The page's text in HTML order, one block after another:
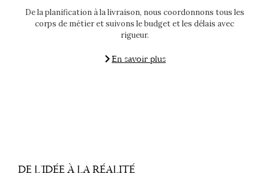
De la planification à la livraison, nous coordonnons tous les
corps de métier et suivons le budget et les délais avec
rigueur.
En savoir plus
DE L’IDÉE À LA RÉALITÉ